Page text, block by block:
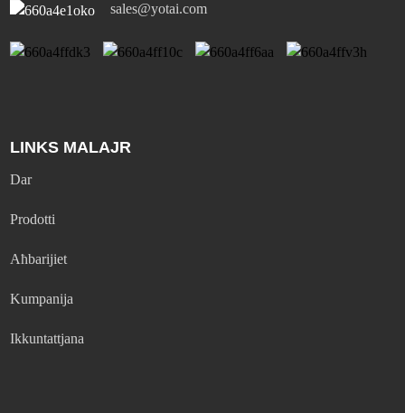
sales@yotai.com
LINKS MALAJR
Dar
Prodotti
Aħbarijiet
Kumpanija
Ikkuntattjana